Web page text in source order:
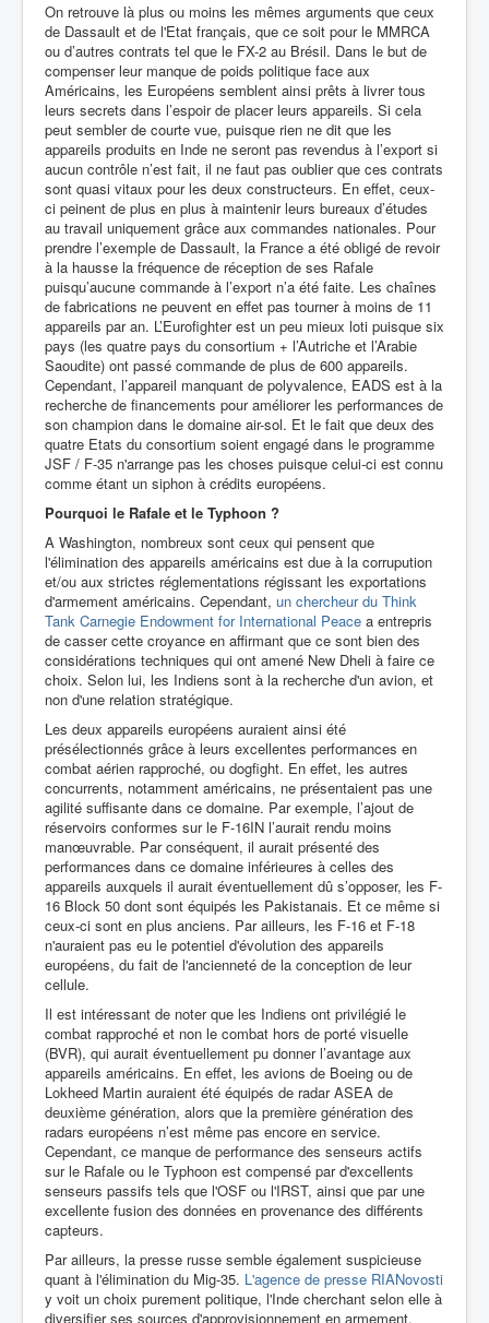
On retrouve là plus ou moins les mêmes arguments que ceux
de Dassault et de l'Etat français, que ce soit pour le MMRCA
ou d’autres contrats tel que le FX-2 au Brésil. Dans le but de
compenser leur manque de poids politique face aux
Américains, les Européens semblent ainsi prêts à livrer tous
leurs secrets dans l’espoir de placer leurs appareils. Si cela
peut sembler de courte vue, puisque rien ne dit que les
appareils produits en Inde ne seront pas revendus à l’export si
aucun contrôle n’est fait, il ne faut pas oublier que ces contrats
sont quasi vitaux pour les deux constructeurs. En effet, ceux-
ci peinent de plus en plus à maintenir leurs bureaux d’études
au travail uniquement grâce aux commandes nationales. Pour
prendre l’exemple de Dassault, la France a été obligé de revoir
à la hausse la fréquence de réception de ses Rafale
puisqu’aucune commande à l’export n’a été faite. Les chaînes
de fabrications ne peuvent en effet pas tourner à moins de 11
appareils par an. L’Eurofighter est un peu mieux loti puisque six
pays (les quatre pays du consortium + l’Autriche et l’Arabie
Saoudite) ont passé commande de plus de 600 appareils.
Cependant, l’appareil manquant de polyvalence, EADS est à la
recherche de financements pour améliorer les performances de
son champion dans le domaine air-sol. Et le fait que deux des
quatre Etats du consortium soient engagé dans le programme
JSF / F-35 n'arrange pas les choses puisque celui-ci est connu
comme étant un siphon à crédits européens.
Pourquoi le Rafale et le Typhoon ?
A Washington, nombreux sont ceux qui pensent que
l'élimination des appareils américains est due à la corrupution
et/ou aux strictes réglementations régissant les exportations
d'armement américains. Cependant, un chercheur du Think
Tank Carnegie Endowment for International Peace a entrepris
de casser cette croyance en affirmant que ce sont bien des
considérations techniques qui ont amené New Dheli à faire ce
choix. Selon lui, les Indiens sont à la recherche d'un avion, et
non d'une relation stratégique.
Les deux appareils européens auraient ainsi été
présélectionnés grâce à leurs excellentes performances en
combat aérien rapproché, ou dogfight. En effet, les autres
concurrents, notamment américains, ne présentaient pas une
agilité suffisante dans ce domaine. Par exemple, l’ajout de
réservoirs conformes sur le F-16IN l’aurait rendu moins
manœuvrable. Par conséquent, il aurait présenté des
performances dans ce domaine inférieures à celles des
appareils auxquels il aurait éventuellement dû s’opposer, les F-
16 Block 50 dont sont équipés les Pakistanais. Et ce même si
ceux-ci sont en plus anciens. Par ailleurs, les F-16 et F-18
n'auraient pas eu le potentiel d'évolution des appareils
européens, du fait de l'ancienneté de la conception de leur
cellule.
Il est intéressant de noter que les Indiens ont privilégié le
combat rapproché et non le combat hors de porté visuelle
(BVR), qui aurait éventuellement pu donner l’avantage aux
appareils américains. En effet, les avions de Boeing ou de
Lokheed Martin auraient été équipés de radar ASEA de
deuxième génération, alors que la première génération des
radars européens n’est même pas encore en service.
Cependant, ce manque de performance des senseurs actifs
sur le Rafale ou le Typhoon est compensé par d'excellents
senseurs passifs tels que l'OSF ou l'IRST, ainsi que par une
excellente fusion des données en provenance des différents
capteurs.
Par ailleurs, la presse russe semble également suspicieuse
quant à l'élimination du Mig-35. L'agence de presse RIANovosti
y voit un choix purement politique, l'Inde cherchant selon elle à
diversifier ses sources d'approvisionnement en armement.